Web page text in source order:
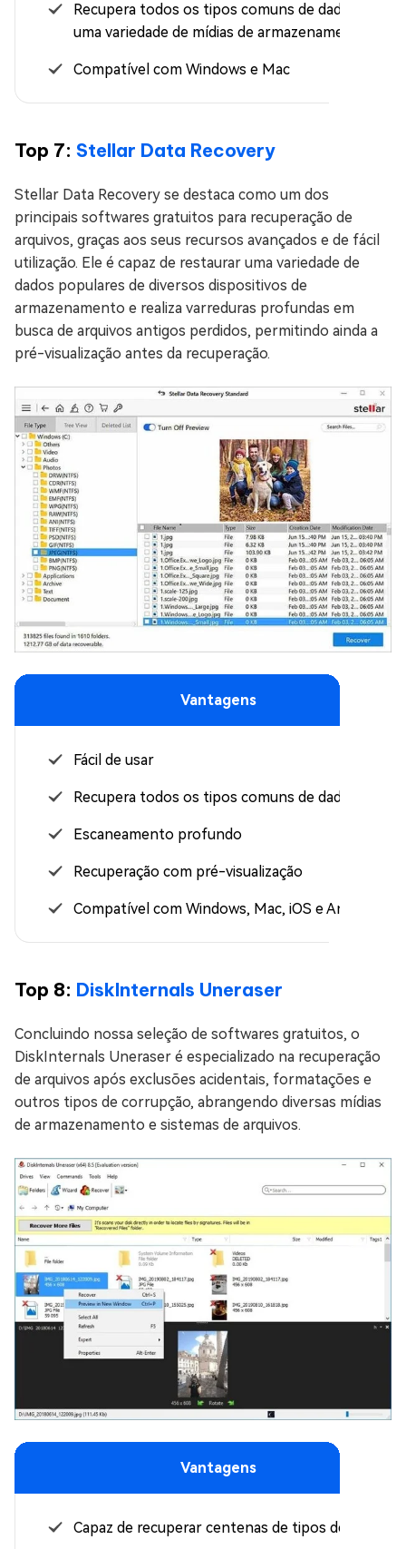
Recupera todos os tipos comuns de dados de
uma variedade de mídias de armazenamento
Compatível com Windows e Mac
Top 7: Stellar Data Recovery
Stellar Data Recovery se destaca como um dos
principais softwares gratuitos para recuperação de
arquivos, graças aos seus recursos avançados e de fácil
utilização. Ele é capaz de restaurar uma variedade de
dados populares de diversos dispositivos de
armazenamento e realiza varreduras profundas em
busca de arquivos antigos perdidos, permitindo ainda a
pré-visualização antes da recuperação.
Vantagens
Fácil de usar
Recupera todos os tipos comuns de dados
Escaneamento profundo
Recuperação com pré-visualização
Compatível com Windows, Mac, iOS e Android
Top 8: DiskInternals Uneraser
Concluindo nossa seleção de softwares gratuitos, o
DiskInternals Uneraser é especializado na recuperação
de arquivos após exclusões acidentais, formatações e
outros tipos de corrupção, abrangendo diversas mídias
de armazenamento e sistemas de arquivos.
Vantagens
Capaz de recuperar centenas de tipos de dados